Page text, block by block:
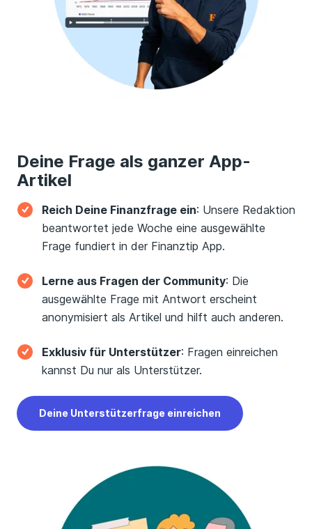
Deine Frage als ganzer App-
Artikel
Reich Deine Finanzfrage ein: Unsere Redaktion
beantwortet jede Woche eine ausgewählte
Frage fundiert in der Finanztip App.
Lerne aus Fragen der Community: Die
ausgewählte Frage mit Antwort erscheint
anonymisiert als Artikel und hilft auch anderen.
Exklusiv für Unterstützer: Fragen einreichen
kannst Du nur als Unterstützer.
Deine Unterstützerfrage einreichen